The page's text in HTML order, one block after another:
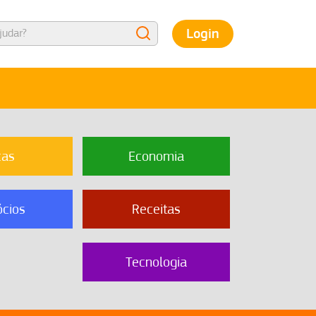
Login
Economia
Receitas
Tecnologia